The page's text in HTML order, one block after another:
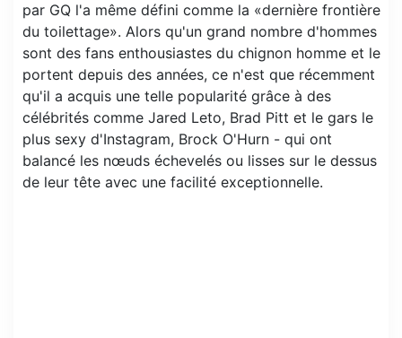
par GQ l'a même défini comme la «dernière frontière
du toilettage». Alors qu'un grand nombre d'hommes
sont des fans enthousiastes du chignon homme et le
portent depuis des années, ce n'est que récemment
qu'il a acquis une telle popularité grâce à des
célébrités comme Jared Leto, Brad Pitt et le gars le
plus sexy d'Instagram, Brock O'Hurn - qui ont
balancé les nœuds échevelés ou lisses sur le dessus
de leur tête avec une facilité exceptionnelle.